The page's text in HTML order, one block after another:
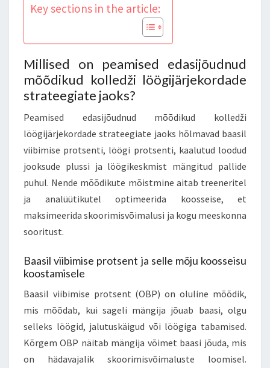
Key sections in the article:
Millised on peamised edasijõudnud
mõõdikud kolledži löögijärjekordade
strateegiate jaoks?
Peamised edasijõudnud mõõdikud kolledži
löögijärjekordade strateegiate jaoks hõlmavad baasil
viibimise protsenti, löögi protsenti, kaalutud loodud
jooksude plussi ja löögikeskmist mängitud pallide
puhul. Nende mõõdikute mõistmine aitab treeneritel
ja analüütikutel optimeerida koosseise, et
maksimeerida skoorimisvõimalusi ja kogu meeskonna
sooritust.
Baasil viibimise protsent ja selle mõju koosseisu
koostamisele
Baasil viibimise protsent (OBP) on oluline mõõdik,
mis mõõdab, kui sageli mängija jõuab baasi, olgu
selleks löögid, jalutuskäigud või löögiga tabamised.
Kõrgem OBP näitab mängija võimet baasi jõuda, mis
on hädavajalik skoorimisvõimaluste loomisel.